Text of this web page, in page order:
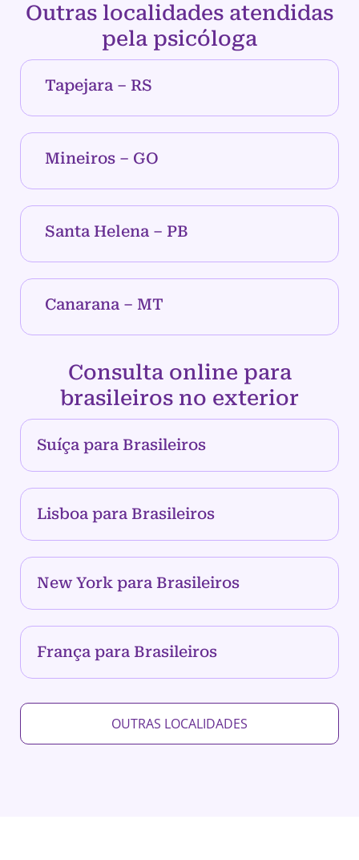
Outras localidades atendidas
pela psicóloga
Tapejara – RS
Mineiros – GO
Santa Helena – PB
Canarana – MT
Consulta online para
brasileiros no exterior
Suíça para Brasileiros
Lisboa para Brasileiros
New York para Brasileiros
França para Brasileiros
OUTRAS LOCALIDADES